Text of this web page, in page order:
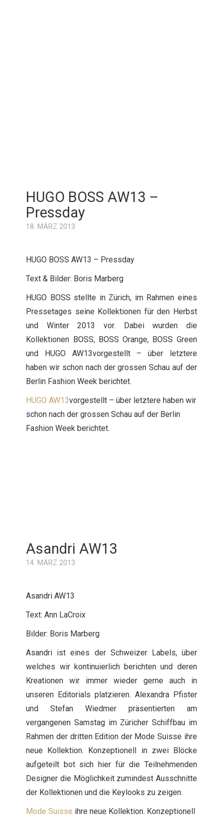
HUGO BOSS AW13 –
Pressday
18. MÄRZ 2013
HUGO BOSS AW13 – Pressday
Text & Bilder: Boris Marberg
HUGO BOSS stellte in Zürich, im Rahmen eines
Pressetages seine Kollektionen für den Herbst
und Winter 2013 vor. Dabei wurden die
Kollektionen BOSS, BOSS Orange, BOSS Green
und HUGO AW13vorgestellt – über letztere
haben wir schon nach der grossen Schau auf der
Berlin Fashion Week berichtet.
HUGO AW13vorgestellt – über letztere haben wir
schon nach der grossen Schau auf der Berlin
Fashion Week berichtet.
Asandri AW13
14. MÄRZ 2013
Asandri AW13
Text: Ann LaCroix
Bilder: Boris Marberg
Asandri ist eines der Schweizer Labels, über
welches wir kontinuierlich berichten und deren
Kreationen wir immer wieder gerne auch in
unseren Editorials platzieren. Alexandra Pfister
und Stefan Wiedmer präsentierten am
vergangenen Samstag im Züricher Schiffbau im
Rahmen der dritten Edition der Mode Suisse ihre
neue Kollektion. Konzeptionell in zwei Blöcke
aufgeteilt bot sich hier für die Teilnehmenden
Designer die Möglichkeit zumindest Ausschnitte
der Kollektionen und die Keylooks zu zeigen.
Mode Suisse ihre neue Kollektion. Konzeptionell